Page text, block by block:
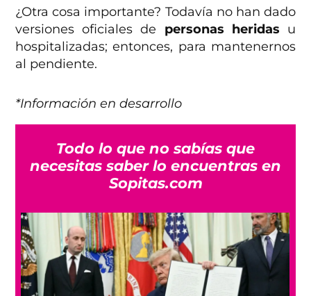
¿Otra cosa importante? Todavía no han dado
versiones oficiales de personas heridas u
hospitalizadas; entonces, para mantenernos
al pendiente.
*Información en desarrollo
Todo lo que no sabías que
necesitas saber lo encuentras en
Sopitas.com